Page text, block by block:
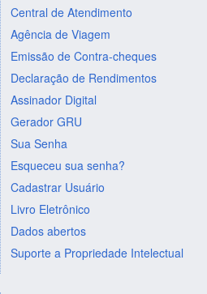
Central de Atendimento
Agência de Viagem
Emissão de Contra-cheques
Declaração de Rendimentos
Assinador Digital
Gerador GRU
Sua Senha
Esqueceu sua senha?
Cadastrar Usuário
Livro Eletrônico
Dados abertos
Suporte a Propriedade Intelectual